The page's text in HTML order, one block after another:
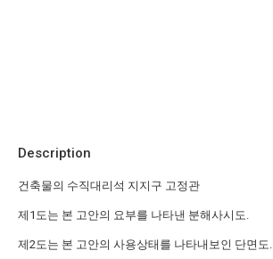
Description
건축물의 수직대리석 지지구 고정관
제1도는 본 고안의 요부를 나타낸 분해사시도.
제2도는 본 고안의 사용상태를 나타내보인 단면도.